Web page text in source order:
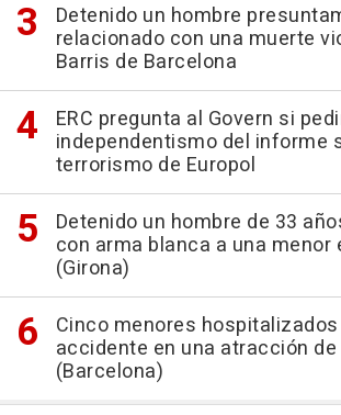
Detenido un hombre
relacionado con una muerte
Barris de Barcelona
ERC pregunta al Govern si
independentismo del informe
terrorismo de Europol
Detenido un hombre de 33
con arma blanca a una menor
(Girona)
Cinco menores
accidente en una atracción de
(Barcelona)